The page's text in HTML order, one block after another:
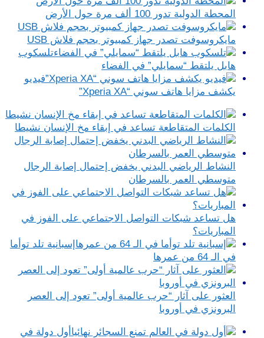
المحطة الدولية تدور 100 ألف مرة حول الأرض
مايكروسوفت تصدر جهاز كمبيوتر بحجم فلاش USB
تلسكوب
هابل يلتقط “سمايلي” في الفضاء
فيديو
يكشف مزايا هاتف سوني “Xperia XA”
الكلمات المتقاطعة تساعد في إبقاء مخ الإنسان نشيطا
النشاط الرياضي البدني يخفض إحتمال إصابة الرجال
متوسطي العمر بالسرطان
هل تساعد شبكات التواصل الاجتماعي على الفوز في
المباريات؟
إسبانية تلد توأما
في الـ 64 من عمرها
العثور على آثار “حرب عالمية أولى” تعود إلى العصر
البرونزي في أوروبا
أول دولة في